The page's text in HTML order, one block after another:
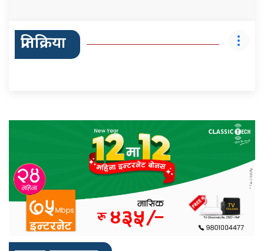
प्रतिक्रिया